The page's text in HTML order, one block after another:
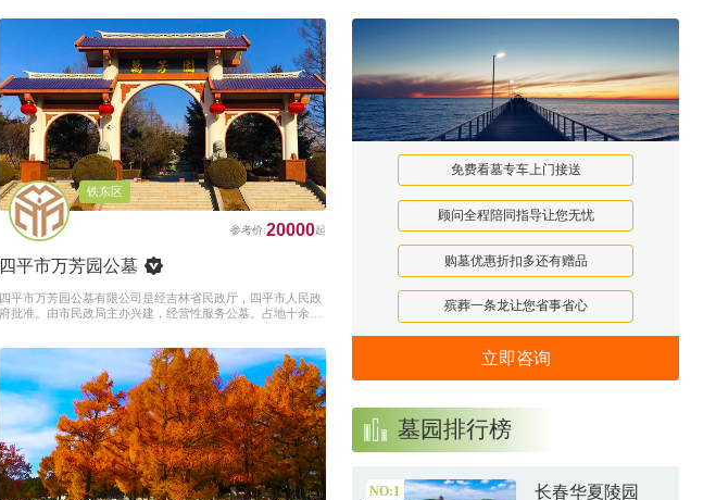
铁东区
20000
四平市万芳园公墓
四平市万芳园公墓有限公司是经吉林省民政厅，四平市人民政
府批准。由市民政局主办兴建，经营性服务公墓。占地十余公
免费看墓专车上门接送
顾问全程陪同指导让您无忧
购墓优惠折扣多还有赠品
殡葬一条龙让您省事省心
立即咨询
墓园排行榜
NO:1 长春华夏陵园